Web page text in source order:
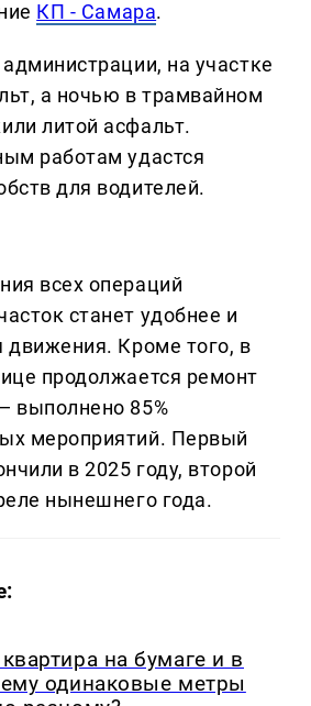
КП - Самара.
на участке
а ночью в трамвайном
литой асфальт.
работам удастся
для водителей.
всех операций
станет удобнее и
движения. Кроме того, в
продолжается ремонт
выполнено 85%
мероприятий. Первый
в 2025 году, второй
нынешнего года.
на бумаге и в
одинаковые метры